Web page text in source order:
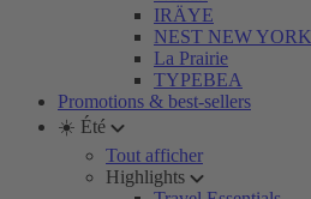
IRÄYE
NEST NEW YORK
La Prairie
TYPEBEA
Promotions & best-sellers
☀️ Été
Tout afficher
Highlights